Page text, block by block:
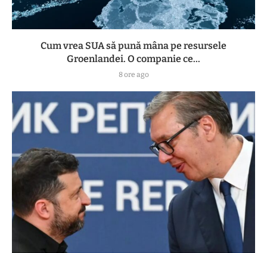
Cum vrea SUA să pună mâna pe resursele
Groenlandei. O companie ce...
8 ore ago